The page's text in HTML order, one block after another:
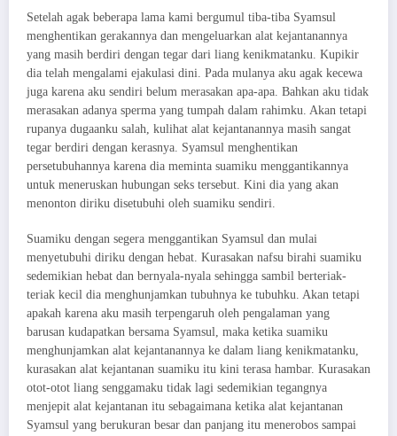
Setelah agak beberapa lama kami bergumul tiba-tiba Syamsul
menghentikan gerakannya dan mengeluarkan alat kejantanannya
yang masih berdiri dengan tegar dari liang kenikmatanku. Kupikir
dia telah mengalami ejakulasi dini. Pada mulanya aku agak kecewa
juga karena aku sendiri belum merasakan apa-apa. Bahkan aku tidak
merasakan adanya sperma yang tumpah dalam rahimku. Akan tetapi
rupanya dugaanku salah, kulihat alat kejantanannya masih sangat
tegar berdiri dengan kerasnya. Syamsul menghentikan
persetubuhannya karena dia meminta suamiku menggantikannya
untuk meneruskan hubungan seks tersebut. Kini dia yang akan
menonton diriku disetubuhi oleh suamiku sendiri.
Suamiku dengan segera menggantikan Syamsul dan mulai
menyetubuhi diriku dengan hebat. Kurasakan nafsu birahi suamiku
sedemikian hebat dan bernyala-nyala sehingga sambil berteriak-
teriak kecil dia menghunjamkan tubuhnya ke tubuhku. Akan tetapi
apakah karena aku masih terpengaruh oleh pengalaman yang
barusan kudapatkan bersama Syamsul, maka ketika suamiku
menghunjamkan alat kejantanannya ke dalam liang kenikmatanku,
kurasakan alat kejantanan suamiku itu kini terasa hambar. Kurasakan
otot-otot liang senggamaku tidak lagi sedemikian tegangnya
menjepit alat kejantanan itu sebagaimana ketika alat kejantanan
Syamsul yang berukuran besar dan panjang itu menerobos sampai